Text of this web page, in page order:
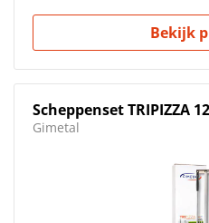
Bekijk
Scheppenset TRIPIZZA
Gimetal